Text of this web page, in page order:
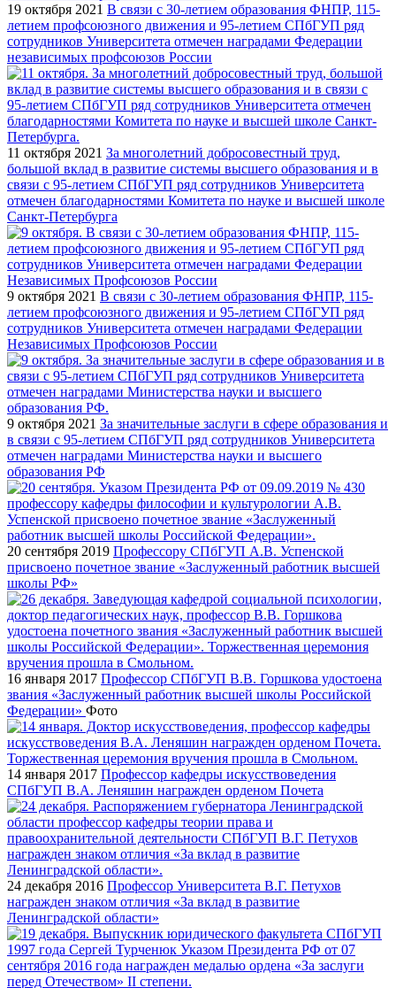
19 октября 2021 В связи с 30-летием образования ФНПР, 115-
летием профсоюзного движения и 95-летием СПбГУП ряд
сотрудников Университета отмечен наградами Федерации
независимых профсоюзов России
11 октября 2021 За многолетний добросовестный труд,
большой вклад в развитие системы высшего образования и в
связи с 95-летием СПбГУП ряд сотрудников Университета
отмечен благодарностями Комитета по науке и высшей школе
Санкт-Петербурга
9 октября 2021 В связи с 30-летием образования ФНПР, 115-
летием профсоюзного движения и 95-летием СПбГУП ряд
сотрудников Университета отмечен наградами Федерации
Независимых Профсоюзов России
9 октября 2021 За значительные заслуги в сфере образования и
в связи с 95-летием СПбГУП ряд сотрудников Университета
отмечен наградами Министерства науки и высшего
образования РФ
20 сентября 2019 Профессору СПбГУП А.В. Успенской
присвоено почетное звание «Заслуженный работник высшей
школы РФ»
16 января 2017 Профессор СПбГУП В.В. Горшкова удостоена
звания «Заслуженный работник высшей школы Российской
Федерации» Фото
14 января 2017 Профессор кафедры искусствоведения
СПбГУП В.А. Леняшин награжден орденом Почета
24 декабря 2016 Профессор Университета В.Г. Петухов
награжден знаком отличия «За вклад в развитие
Ленинградской области»